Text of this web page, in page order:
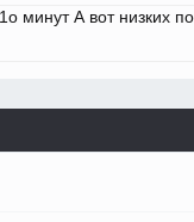
минут А вот низких